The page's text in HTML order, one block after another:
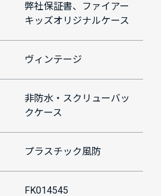
弊社保証書、ファイアー
キッズオリジナルケース
ヴィンテージ
非防水・スクリューバッ
クケース
プラスチック風防
FK014545